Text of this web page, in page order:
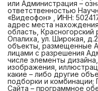
или Администрация –
ответственностью
«Видеофон» , ИНН:
адрес места
область, Красногорский
Опалиха, ул. Широкая,
объекты, размещенные
лицами с разрешения
числе элементы
изображения,
какие – либо другие
подборки и
Сайта – программное